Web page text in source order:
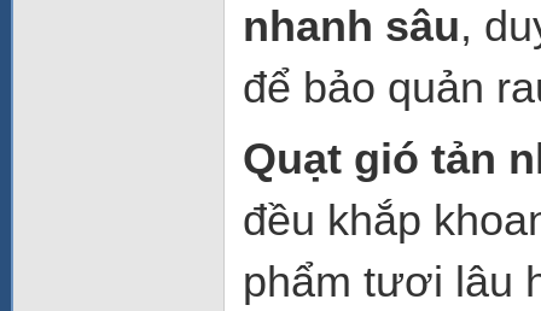
nhanh sâu,
để bảo quản
Quạt gió tản
đều khắp
phẩm tươi lâu